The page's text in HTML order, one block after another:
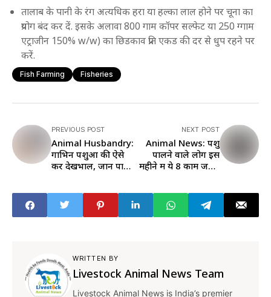
तालाब के पानी के रंग अत्यधिक हरा या हल्का लाल होने पर चूना का
प्रयोग बंद कर दें. इसके अलावा 800 गाम कॉपर सल्फेट या 250 ग्गाम
एट्राजीन 150% w/w) का छिडकाव प्रति एकड की दर से धुप रहने पर
करें.
Fish Farming Fisheries
PREVIOUS POST
Animal Husbandry:
गाभिन पशुओं की ऐसे
करें देखभाल, जानें पानी
NEXT POST
Animal News: पशु
पालने वाले लोग इस
महीने में ये 8 काम जरूर
WRITTEN BY
Livestock Animal News Team
Livestock Animal News is India’s premier